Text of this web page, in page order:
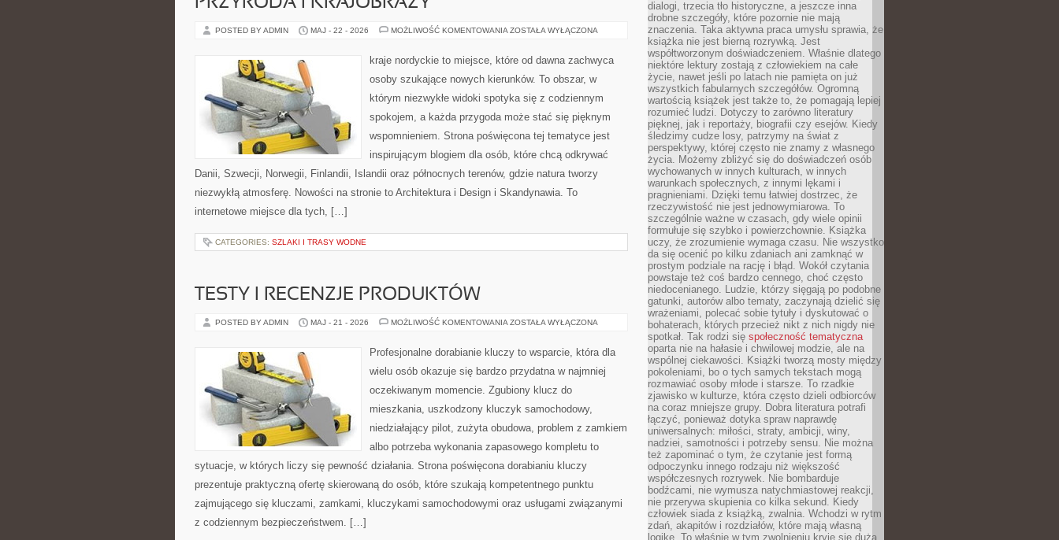
POSTED BY ADMIN MAJ - 22 - 2026 MOŻLIWOŚĆ KOMENTOWANIA PRZYRODA
ZOSTAŁA WYŁĄCZONA
kraje nordyckie to miejsce, które od dawna zachwyca
osoby szukające nowych kierunków. To obszar, w
którym niezwykłe widoki spotyka się z codziennym
spokojem, a każda przygoda może stać się pięknym
wspomnieniem. Strona poświęcona tej tematyce jest
inspirującym blogiem dla osób, które chcą odkrywać
Danii, Szwecji, Norwegii, Finlandii, Islandii oraz północnych terenów, gdzie natura tworzy
niezwykłą atmosferę. Nowości na stronie to Architektura i Design i Skandynawia. To
internetowe miejsce dla tych, […]
CATEGORIES: SZLAKI I TRASY WODNE
TESTY I RECENZJE PRODUKTÓW
POSTED BY ADMIN MAJ - 21 - 2026 MOŻLIWOŚĆ KOMENTOWANIA TESTY
PRODUKTÓW
ZOSTAŁA WYŁĄCZONA
Profesjonalne dorabianie kluczy to wsparcie, która dla
wielu osób okazuje się bardzo przydatna w najmniej
oczekiwanym momencie. Zgubiony klucz do
mieszkania, uszkodzony kluczyk samochodowy,
niedziałający pilot, zużyta obudowa, problem z zamkiem
albo potrzeba wykonania zapasowego kompletu to
sytuacje, w których liczy się pewność działania. Strona poświęcona dorabianiu kluczy
prezentuje praktyczną ofertę skierowaną do osób, które szukają kompetentnego punktu
zajmującego się kluczami, zamkami, kluczykami samochodowymi oraz usługami związanymi
z codziennym bezpieczeństwem. […]
dialogi, trzecia tło historyczne, a jeszcze inna
drobne szczegóły, które pozornie nie mają
znaczenia. Taka aktywna praca umysłu sprawia, że
książka nie jest bierną rozrywką. Jest
współtworzonym doświadczeniem. Właśnie dlatego
niektóre lektury zostają z człowiekiem na całe
życie, nawet jeśli po latach nie pamięta on już
wszystkich fabularnych szczegółów. Ogromną
wartością książek jest także to, że pomagają lepiej
rozumieć ludzi. Dotyczy to zarówno literatury
pięknej, jak i reportaży, biografii czy esejów. Kiedy
śledzimy cudze losy, patrzymy na świat z
perspektywy, której często nie znamy z własnego
życia. Możemy zbliżyć się do doświadczeń osób
wychowanych w innych kulturach, w innych
warunkach społecznych, z innymi lękami i
pragnieniami. Dzięki temu łatwiej dostrzec, że
rzeczywistość nie jest jednowymiarowa. To
szczególnie ważne w czasach, gdy wiele opinii
formułuje się szybko i powierzchownie. Książka
uczy, że zrozumienie wymaga czasu. Nie wszystko
da się ocenić po kilku zdaniach ani zamknąć w
prostym podziale na rację i błąd. Wokół czytania
powstaje też coś bardzo cennego, choć często
niedocenianego. Ludzie, którzy sięgają po podobne
gatunki, autorów albo tematy, zaczynają dzielić się
wrażeniami, polecać sobie tytuły i dyskutować o
bohaterach, których przecież nikt z nich nigdy nie
spotkał. Tak rodzi się społeczność tematyczna
oparta nie na hałasie i chwilowej modzie, ale na
wspólnej ciekawości. Książki tworzą mosty między
pokoleniami, bo o tych samych tekstach mogą
rozmawiać osoby młode i starsze. To rzadkie
zjawisko w kulturze, która często dzieli odbiorców
na coraz mniejsze grupy. Dobra literatura potrafi
łączyć, ponieważ dotyka spraw naprawdę
uniwersalnych: miłości, straty, ambicji, winy,
nadziei, samotności i potrzeby sensu. Nie można
też zapominać o tym, że czytanie jest formą
odpoczynku innego rodzaju niż większość
współczesnych rozrywek. Nie bombarduje
bodźcami, nie wymusza natychmiastowej reakcji,
nie przerywa skupienia co kilka sekund. Kiedy
człowiek siada z książką, zwalnia. Wchodzi w rytm
zdań, akapitów i rozdziałów, które mają własną
logikę. To właśnie w tym zwolnieniu kryje się duża